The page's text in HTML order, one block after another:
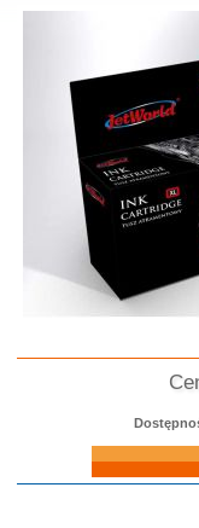
Do koszyka